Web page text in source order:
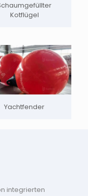
Kotflügel
Yachtfender
integrierten